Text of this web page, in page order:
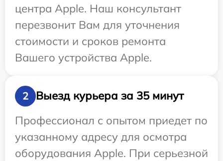
центра Apple. Наш консультант
перезвонит Вам для уточнения
стоимости и сроков ремонта
Вашего устройства Apple.
2
Выезд курьера за 35 минут
Профессионал с опытом приедет по
указанному адресу для осмотра
оборудования Apple. При серьезной